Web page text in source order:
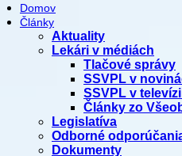
Domov
Články
Aktuality
Lekári v médiách
Tlačové správy
SSVPL v
SSVPL v
Články zo
Legislatíva
Odborné
Dokumenty